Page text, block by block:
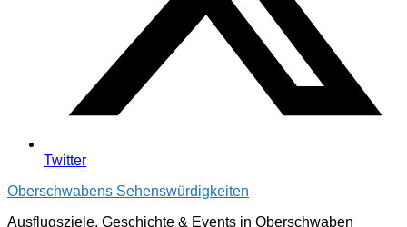
Twitter
Oberschwabens Sehenswürdigkeiten
Ausflugsziele, Geschichte & Events in Oberschwaben